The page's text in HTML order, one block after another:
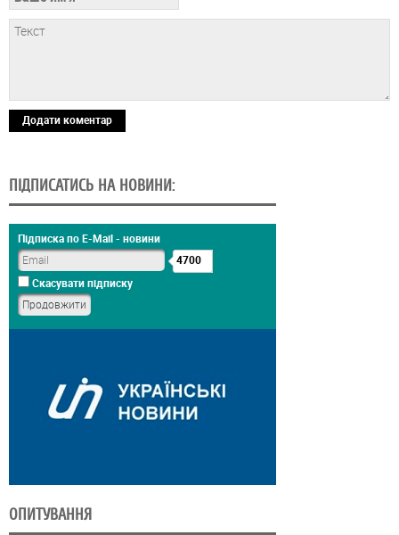
Додати коментар
ПІДПИСАТИСЬ НА НОВИНИ:
Підписка по E-Mail - новини
4700
Скасувати підписку
ОПИТУВАННЯ